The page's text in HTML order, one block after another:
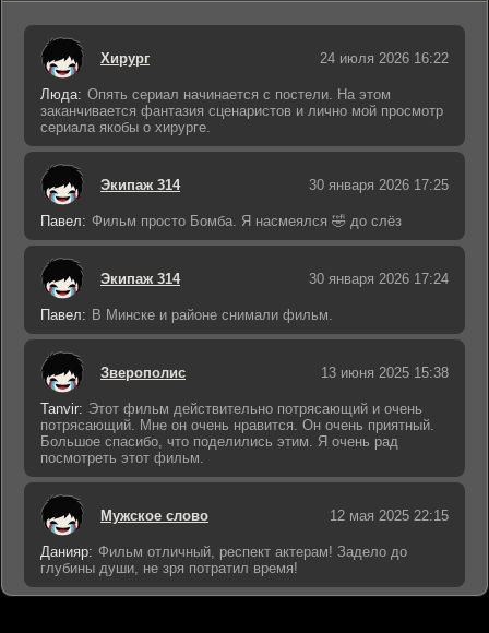
Хирург 24 июля 2026 16:22
Люда: Опять сериал начинается с постели. На этом
заканчивается фантазия сценаристов и лично мой просмотр
сериала якобы о хирурге.
Экипаж 314 30 января 2026 17:25
Павел: Фильм просто Бомба. Я насмеялся 🤣 до слёз
Экипаж 314 30 января 2026 17:24
Павел: В Минске и районе снимали фильм.
Зверополис 13 июня 2025 15:38
Tanvir: Этот фильм действительно потрясающий и очень
потрясающий. Мне он очень нравится. Он очень приятный.
Большое спасибо, что поделились этим. Я очень рад
посмотреть этот фильм.
Мужское слово 12 мая 2025 22:15
Данияр: Фильм отличный, респект актерам! Задело до
глубины души, не зря потратил время!